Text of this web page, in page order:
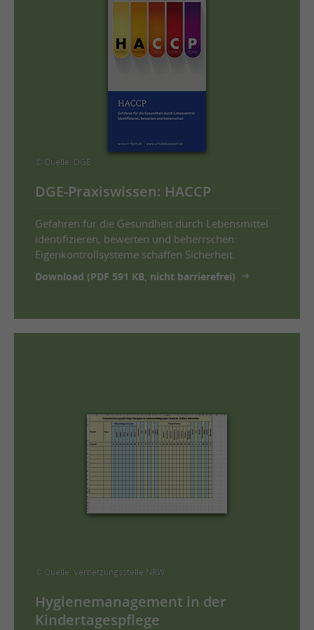
© Quelle: DGE
DGE-Praxiswissen: HACCP
Gefahren für die Gesundheit durch Lebensmittel
identifizieren, bewerten und beherrschen:
Eigenkontrollsysteme schaffen Sicherheit.
Download (PDF 591 KB, nicht barrierefrei)
© Quelle: Vernetzungsstelle NRW
Hygienemanagement in der
Kindertagespflege